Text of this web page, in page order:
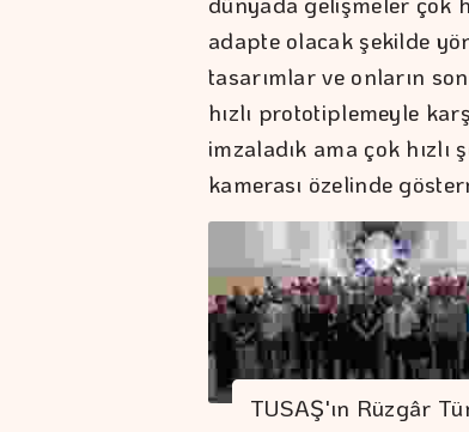
adapte olacak şekilde
tasarımlar ve onların
hızlı prototiplemeyle
imzaladık ama çok
kamerası özelinde
TUSAŞ'ın Rüzgâr